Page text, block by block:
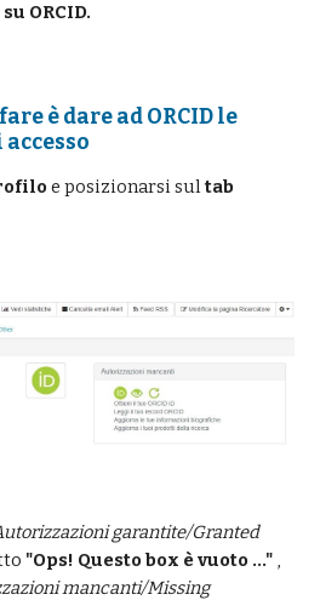
ORCID.
è dare ad ORCID le
e posizionarsi sul tab
garantite/Granted
"Ops! Questo box è vuoto ..." ,
mancanti/Missing